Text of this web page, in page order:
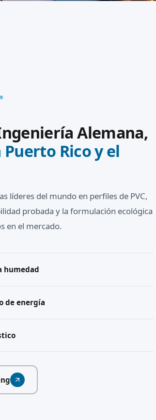
Alemana,
Rico y el
líderes del mundo en perfiles de PVC,
probada y la formulación ecológica
en el mercado.
humedad
de energía